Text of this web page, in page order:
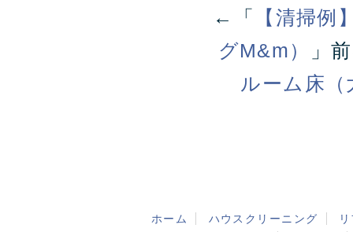
←「
【清掃
グM&m）
」
ルーム床
ホーム ハウスクリーニング